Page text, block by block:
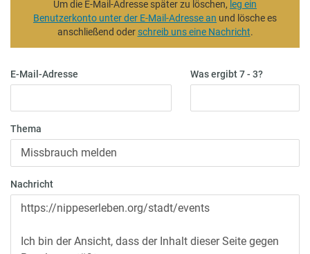
Um die E-Mail-Adresse später zu löschen, leg ein
Benutzerkonto unter der E-Mail-Adresse an und lösche es
anschließend oderschreib uns eine Nachricht.
E-Mail-Adresse Was ergibt 7 - 3?
Thema
Nachricht